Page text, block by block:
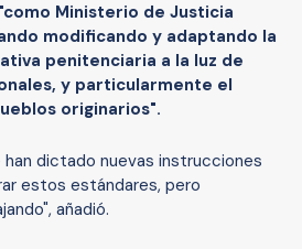
"como Ministerio de Justicia
modificando y adaptando la
penitenciaria a la luz de
y particularmente el
originarios".
han dictado nuevas instrucciones
estos estándares, pero
añadió.